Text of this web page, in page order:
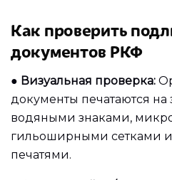
Как проверить
документов РКФ
● Визуальная проверка:
документы печатаются
водяными знаками,
гильоширными сетками
печатями.